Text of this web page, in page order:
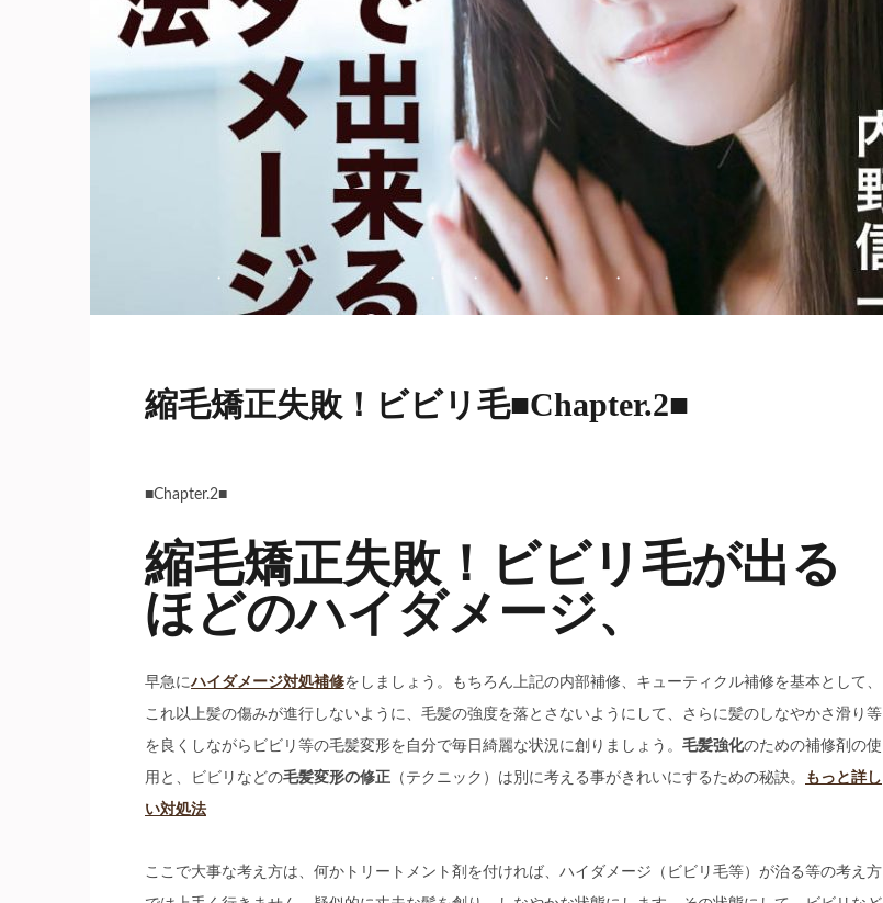
・ ・ ・ ・ ・ ・ ・
縮毛矯正失敗！ビビリ毛■Chapter.2■
■Chapter.2■
縮毛矯正失敗！ビビリ毛が出る
ほどのハイダメージ、
早急にハイダメージ対処補修をしましょう。もちろん上記の内部補修、キューティクル補修を基本として、
これ以上髪の傷みが進行しないように、毛髪の強度を落とさないようにして、さらに髪のしなやかさ滑り等
を良くしながらビビリ等の毛髪変形を自分で毎日綺麗な状況に創りましょう。 毛髪強化のための補修剤の使
用と、ビビリなどの毛髪変形の修正 （テクニック）は別に考える事がきれいにするための秘訣。 もっと詳し
い対処法
ここで大事な考え方は、何かトリートメント剤を付ければ、ハイダメージ（ビビリ毛等）が治る等の考え方